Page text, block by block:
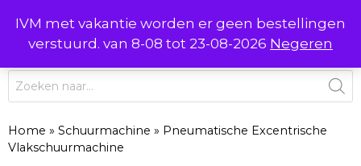
IVM met vakantie worden er geen bestellingen
verstuurd. van 8-08 tot 23-08-2026 Negeren
naar
inhoud
0 MENU
Producten
zoeken
Home » Schuurmachine » Pneumatische Excentrische
Vlakschuurmachine